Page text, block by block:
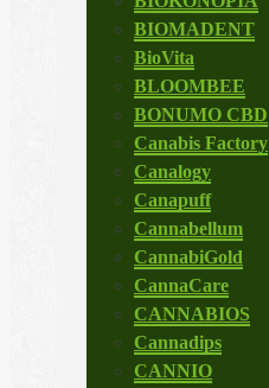
BIOMADENT
BioVita
BLOOMBEE
BONUMO CBD
Canabis Factory
Canalogy
Canapuff
Cannabellum
CannabiGold
CannaCare
CANNABIOS
Cannadips
CANNIO